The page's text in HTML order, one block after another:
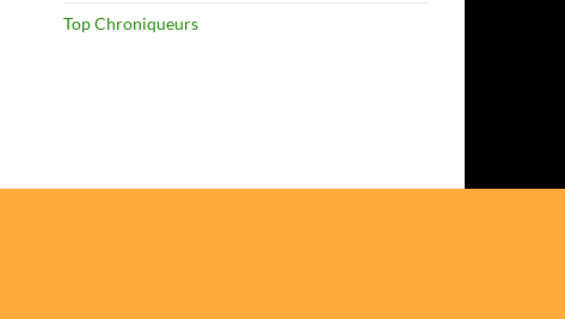
Top Chroniqueurs